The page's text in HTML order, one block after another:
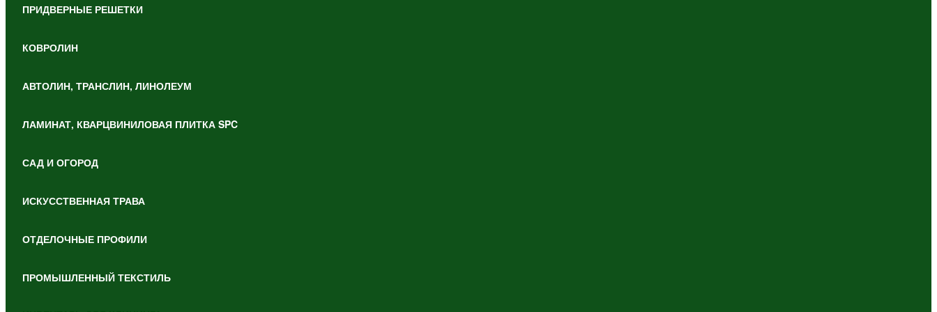
ПРИДВЕРНЫЕ РЕШЕТКИ
КОВРОЛИН
АВТОЛИН, ТРАНСЛИН, ЛИНОЛЕУМ
ЛАМИНАТ, КВАРЦВИНИЛОВАЯ ПЛИТКА SPC
САД И ОГОРОД
ИСКУССТВЕННАЯ ТРАВА
ОТДЕЛОЧНЫЕ ПРОФИЛИ
ПРОМЫШЛЕННЫЙ ТЕКСТИЛЬ